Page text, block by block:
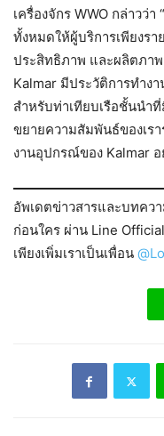
เครื่องจักร WWO กล่าวว่
ทั้งหมดให้ผู้บริการเพียงร
ประสิทธิภาพ และผลิตภา
Kalmar มีประวัติการทำง
สำหรับท่าเทียบเรือชั้นนำ
ขยายความสัมพันธ์ของเรา
งานอุปกรณ์ของ Kalmar
อัพเดตข่าวสารและบทคว
ก่อนใคร ผ่าน Line
เพียงเพิ่มเราเป็นเพื่อน